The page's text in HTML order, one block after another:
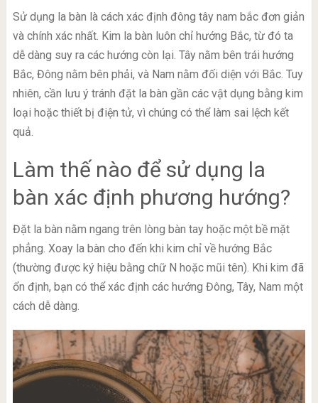
Sử dụng la bàn là cách xác định đông tây nam bắc đơn giản
và chính xác nhất. Kim la bàn luôn chỉ hướng Bắc, từ đó ta
dễ dàng suy ra các hướng còn lại. Tây nằm bên trái hướng
Bắc, Đông nằm bên phải, và Nam nằm đối diện với Bắc. Tuy
nhiên, cần lưu ý tránh đặt la bàn gần các vật dụng bằng kim
loại hoặc thiết bị điện tử, vì chúng có thể làm sai lệch kết
quả.
Làm thế nào để sử dụng la
bàn xác định phương hướng?
Đặt la bàn nằm ngang trên lòng bàn tay hoặc một bề mặt
phẳng. Xoay la bàn cho đến khi kim chỉ về hướng Bắc
(thường được ký hiệu bằng chữ N hoặc mũi tên). Khi kim đã
ổn định, bạn có thể xác định các hướng Đông, Tây, Nam một
cách dễ dàng.